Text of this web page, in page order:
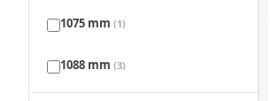
3000 mm(4)
1710 mm
1760 mm
1075 mm (1)
1088 mm (3)